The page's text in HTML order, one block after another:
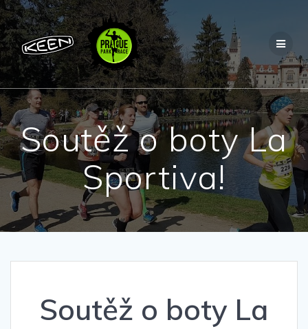
Přeskočit
na
obsah
Soutěž o boty La
Sportiva!
Soutěž o boty La